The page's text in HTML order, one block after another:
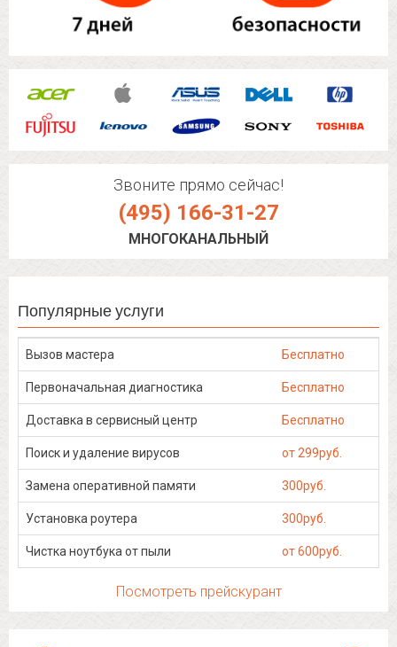
Звоните прямо сейчас!
(495) 166-31-27
МНОГОКАНАЛЬНЫЙ
Популярные услуги
Вызов мастера Бесплатно
Первоначальная диагностика Бесплатно
Доставка в сервисный центр Бесплатно
Поиск и удаление вирусов от 299руб.
Замена оперативной памяти 300руб.
Установка роутера 300руб.
Чистка ноутбука от пыли от 600руб.
Посмотреть прейскурант